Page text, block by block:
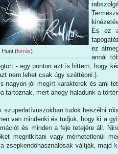
Hunt (forrás)
És ez
ez
annál
- egy ponton azt is hittem, hogy
nem lehet csak úgy széttépni:).
nagyon jól megírt karakterek és ami
tartoznak, mert ahogy haladunk a
szuperlatívuszokban tudok beszélni
van mindenki és tudjuk, hogy ki a
és minden a feje tetejére áll.
megritkítani vagy mérhetetlenül
zsepkendőhasználósak váltják, majd